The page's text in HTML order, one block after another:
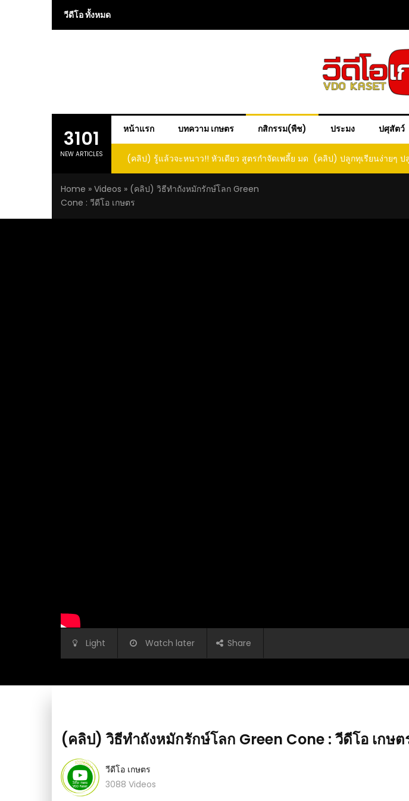
วีดีโอ ทั้งหมด
3101
NEW ARTICLES
หน้าแรก บทความ เกษตร กสิกรรม(พืช) ประมง ปศุสัตว์
ว!! หัวเดียว สูตรกำจัดเพลี้ย มด
(คลิป) ปลูกทุเรียนง่ายๆ ปลูกแบบนี้ก็รอด ปลูกทุเรียน
ต้นคู่ แบบเสียบยอดและเมล็ด
(คลิป) วิธีแก้พัดลมคอหั
พัดลม
Home » Videos » (คลิป) วิธีทำถังหมักรักษ์โลก Green
Cone : วีดีโอ เกษตร
Light Watch later Share
(คลิป) เม็ดเดียว วิธีกำจัดมด ทุกชนิดตายยกรัง
(คลิป) วิธีทำถังหมักรักษ์โลก Green Cone : วีดีโอ เกษต
วีดีโอ เกษตร
3088 Videos